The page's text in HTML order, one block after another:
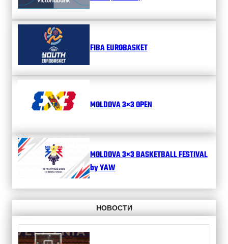
FIBA EUROBASKET
MOLDOVA 3×3 OPEN
MOLDOVA 3×3 BASKETBALL FESTIVAL
by YAW
НОВОСТИ